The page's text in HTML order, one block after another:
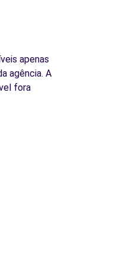
apenas
agência. A
fora